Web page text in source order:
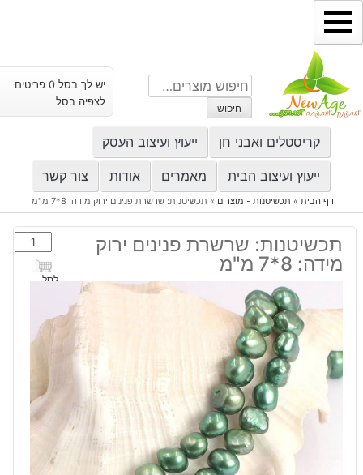
דילוג
לתוכן
חיפוש
עבור:
חיפוש
יש לך בסל 0 פריטים
לצפיה בסל
קריסטלים ואבני חן ייעוץ ועיצוב העסק
ייעוץ ועיצוב הבית מאמרים אודות צור קשר
דף הבית» תכשיטנות - מוצרים » תכשיטנות: שרשרת פנינים ירוק מידה: 8*7 מ"מ
תכשיטנות: שרשרת פנינים ירוק
מידה: 8*7 מ"מ
כמות
של
פנינים
ירוק
מידה:
מ"מ
לסל